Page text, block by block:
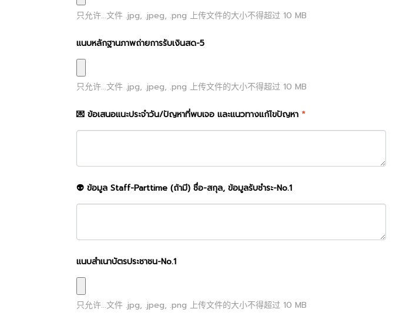
只允许...文件 .jpg, .jpeg, .png 上传文件的大小不得超过 10 MB
แนบหลักฐานภาพถ่ายการรับเงินสด-5
只允许...文件 .jpg, .jpeg, .png 上传文件的大小不得超过 10 MB
💌 ข้อเสนอแนะประจำวัน/ปัญหาที่พบเจอ และแนวทางแก้ไขปัญหา *
👽 ข้อมูล Staff-Parttime (ถ้ามี) ชื่อ-สกุล, ข้อมูลรับชำระ-No.1
แนบสำเนาบัตรประชาชน-No.1
只允许...文件 .jpg, .jpeg, .png 上传文件的大小不得超过 10 MB